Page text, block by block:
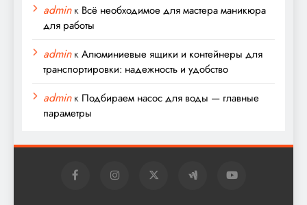
adminк Всё необходимое для мастера маникюра
для работы
adminкАлюминиевые ящики и контейнеры для
транспортировки: надежность и удобство
adminк Подбираем насос для воды — главные
параметры